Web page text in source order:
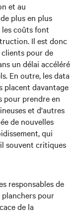
et au
plus en plus
coûts font
Il est donc
pour de
un délai accéléré
En outre, les data
placent davantage
pour prendre en
et d'autres
de nouvelles
qui
souvent critiques
responsables de
pour
de la